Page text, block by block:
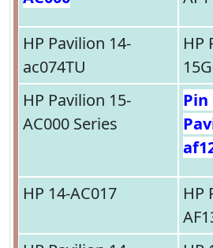
HP Pavilion 14-
ac074TU
HP
HP Pavilion 15-
AC000 Series
Pin
HP 14-AC017
HP